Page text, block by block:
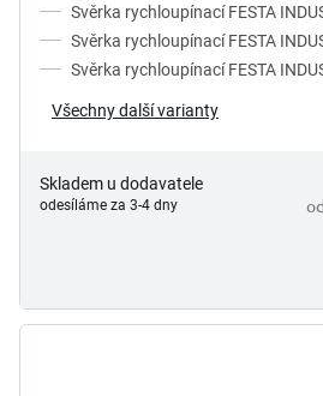
Svěrka rychloupínací FESTA
Svěrka rychloupínací FESTA
Svěrka rychloupínací FESTA
Všechny další varianty
Skladem u dodavatele
odesíláme za 3-4 dny